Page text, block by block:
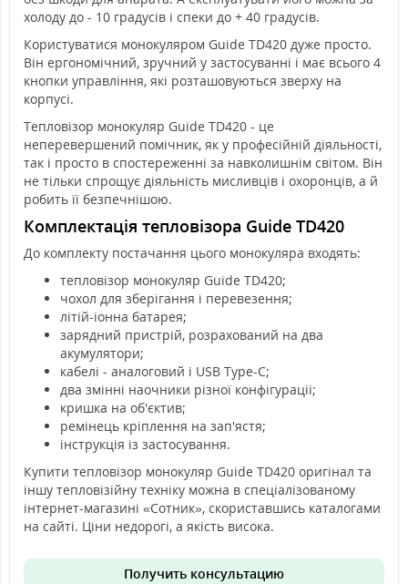
холоду до - 10 градусів і спеки до + 40 градусів.
Користуватися монокуляром Guide TD420 дуже просто.
Він ергономічний, зручний у застосуванні і має всього 4
кнопки управління, які розташовуються зверху на
корпусі.
Тепловізор монокуляр Guide TD420 - це
неперевершений помічник, як у професійній діяльності,
так і просто в спостереженні за навколишнім світом. Він
не тільки спрощує діяльність мисливців і охоронців, а й
робить її безпечнішою.
Комплектація тепловізора Guide TD420
До комплекту постачання цього монокуляра входять:
тепловізор монокуляр Guide TD420;
чохол для зберігання і перевезення;
літій-іонна батарея;
зарядний пристрій, розрахований на два
акумулятори;
кабелі - аналоговий і USB Type-C;
два змінні наочники різної конфігурації;
кришка на об'єктив;
ремінець кріплення на зап'ястя;
інструкція із застосування.
Купити тепловізор монокуляр Guide TD420 оригінал та
іншу тепловізійну техніку можна в спеціалізованому
інтернет-магазині «Сотник», скориставшись каталогами
на сайті. Ціни недорогі, а якість висока.
Получить консультацию